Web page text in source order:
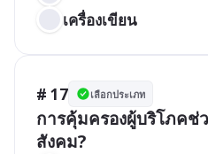
เครื่องเขียน
# 17 เลือกประเภท
การคุ้มครองผู้บริโภคช่
สังคม?